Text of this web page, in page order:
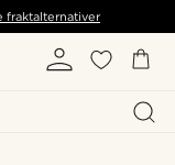
fraktalternativer